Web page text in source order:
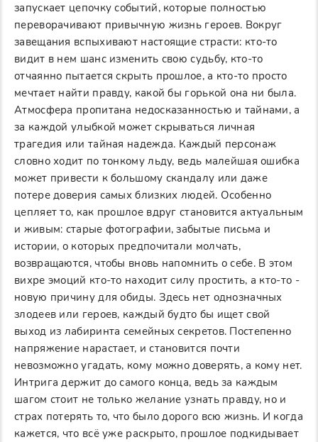
запускает цепочку событий, которые полностью
переворачивают привычную жизнь героев. Вокруг
завещания вспыхивают настоящие страсти: кто-то
видит в нем шанс изменить свою судьбу, кто-то
отчаянно пытается скрыть прошлое, а кто-то просто
мечтает найти правду, какой бы горькой она ни была.
Атмосфера пропитана недосказанностью и тайнами, а
за каждой улыбкой может скрываться личная
трагедия или тайная надежда. Каждый персонаж
словно ходит по тонкому льду, ведь малейшая ошибка
может привести к большому скандалу или даже
потере доверия самых близких людей. Особенно
цепляет то, как прошлое вдруг становится актуальным
и живым: старые фотографии, забытые письма и
истории, о которых предпочитали молчать,
возвращаются, чтобы вновь напомнить о себе. В этом
вихре эмоций кто-то находит силу простить, а кто-то -
новую причину для обиды. Здесь нет однозначных
злодеев или героев, каждый будто бы ищет свой
выход из лабиринта семейных секретов. Постепенно
напряжение нарастает, и становится почти
невозможно угадать, кому можно доверять, а кому нет.
Интрига держит до самого конца, ведь за каждым
шагом стоит не только желание узнать правду, но и
страх потерять то, что было дорого всю жизнь. И когда
кажется, что всё уже раскрыто, прошлое подкидывает